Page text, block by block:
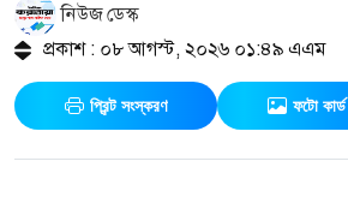
নিউজ ডেস্ক
প্রকাশ : ০৮ আগস্ট, ২০২৬ ০১:৪৯ এএম
প্রিন্ট সংস্করণ ফটো কার্ড